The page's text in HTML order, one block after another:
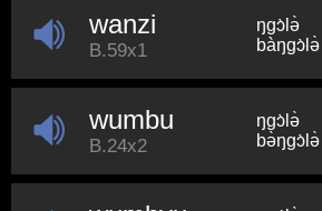
wanzi
B.59x1
ŋɡɔ̀lə̀
bàŋɡɔ̀lə̀
wumbu
B.24x2
ŋɡɔ̀lə̀
bə̀ŋɡɔ̀lə̀